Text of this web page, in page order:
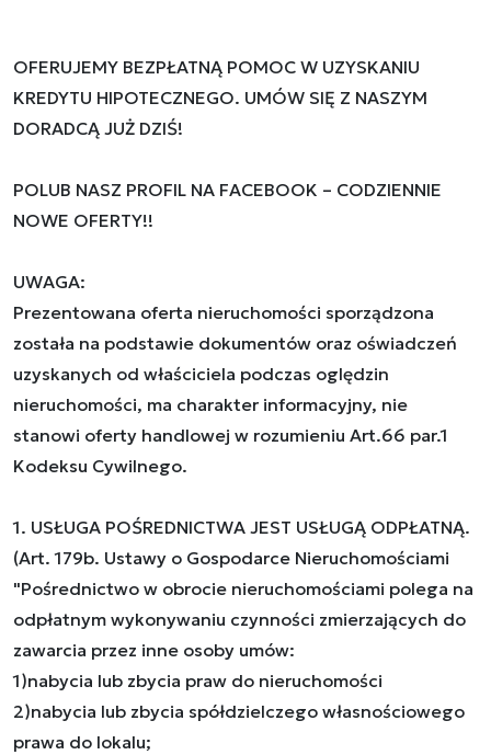
OFERUJEMY BEZPŁATNĄ POMOC W UZYSKANIU
KREDYTU HIPOTECZNEGO. UMÓW SIĘ Z NASZYM
DORADCĄ JUŻ DZIŚ!
POLUB NASZ PROFIL NA FACEBOOK – CODZIENNIE
NOWE OFERTY!!
UWAGA:
Prezentowana oferta nieruchomości sporządzona
została na podstawie dokumentów oraz oświadczeń
uzyskanych od właściciela podczas oględzin
nieruchomości, ma charakter informacyjny, nie
stanowi oferty handlowej w rozumieniu Art.66 par.1
Kodeksu Cywilnego.
1. USŁUGA POŚREDNICTWA JEST USŁUGĄ ODPŁATNĄ.
(Art. 179b. Ustawy o Gospodarce Nieruchomościami
"Pośrednictwo w obrocie nieruchomościami polega na
odpłatnym wykonywaniu czynności zmierzających do
zawarcia przez inne osoby umów:
1)nabycia lub zbycia praw do nieruchomości
2)nabycia lub zbycia spółdzielczego własnościowego
prawa do lokalu;